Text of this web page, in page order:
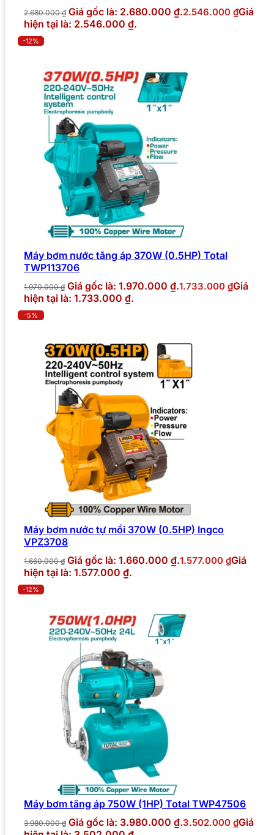
2.680.000₫ Giá gốc là: 2.680.000 ₫.2.546.000 ₫Giá
hiện tại là: 2.546.000 ₫.
-12%
Máy bơm nước tăng áp 370W (0.5HP) Total
TWP113706
1.970.000₫ Giá gốc là: 1.970.000 ₫.1.733.000 ₫Giá
hiện tại là: 1.733.000 ₫.
-5%
Máy bơm nước tự mồi 370W (0.5HP) Ingco
VPZ3708
1.660.000₫ Giá gốc là: 1.660.000 ₫.1.577.000 ₫Giá
hiện tại là: 1.577.000 ₫.
-12%
Máy bơm tăng áp 750W (1HP) Total TWP47506
3.980.000₫ Giá gốc là: 3.980.000 ₫.3.502.000 ₫Giá